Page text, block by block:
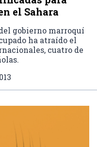
el Sahara
gobierno marroquí
ha atraído el
cuatro de